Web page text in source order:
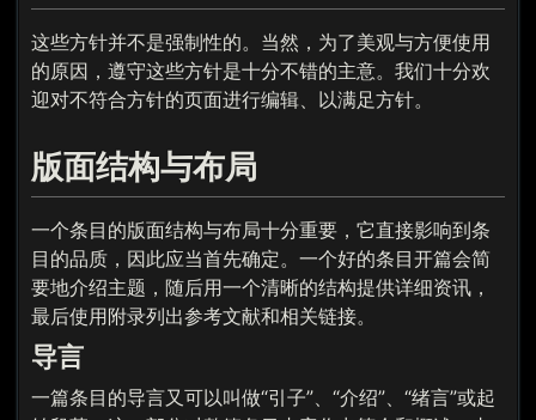
这些方针并不是强制性的。当然，为了美观与方便使用
的原因，遵守这些方针是十分不错的主意。我们十分欢
迎对不符合方针的页面进行编辑、以满足方针。
版面结构与布局
一个条目的版面结构与布局十分重要，它直接影响到条
目的品质，因此应当首先确定。一个好的条目开篇会简
要地介绍主题，随后用一个清晰的结构提供详细资讯，
最后使用附录列出参考文献和相关链接。
导言
一篇条目的导言又可以叫做“引子”、“介绍”、“绪言”或起